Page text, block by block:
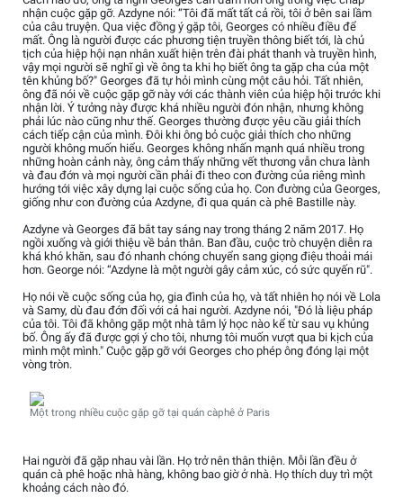
nhận cuộc gặp gỡ. Azdyne nói: “Tôi đã mất tất cả rồi, tôi ở bên sai lầm
của câu truyện. Qua việc đồng ý gặp tôi, Georges có nhiều điều để
mất. Ông là người được các phương tiện truyền thông biết tới, là chủ
tịch của hiệp hội nạn nhân xuất hiện trên đài phát thanh và truyền hình,
vậy mọi người sẽ nghĩ gì về ông ta khi họ biết ông ta gặp cha của một
tên khủng bố?" Georges đã tự hỏi mình cùng một câu hỏi. Tất nhiên,
ông đã nói về cuộc gặp gỡ này với các thành viên của hiệp hội trước khi
nhận lời. Ý tưởng này được khá nhiều người đón nhận, nhưng không
phải lúc nào cũng như thế. Georges thường được yêu cầu giải thích
cách tiếp cận của mình. Đôi khi ông bỏ cuộc giải thích cho những
người không muốn hiểu. Georges không nhấn mạnh quá nhiều trong
những hoàn cảnh này, ông cảm thấy những vết thương vẫn chưa lành
và đau đớn và mọi người cần phải đi theo con đường của riêng mình
hướng tới việc xây dựng lại cuộc sống của họ. Con đường của Georges,
giống như con đường của Azdyne, đi qua quán cà phê Bastille này.
Azdyne và Georges đã bắt tay sáng nay trong tháng 2 năm 2017. Họ
ngồi xuống và giới thiệu về bản thân. Ban đầu, cuộc trò chuyện diễn ra
khá khó khăn, sau đó nhanh chóng chuyển sang giọng điệu thoải mái
hơn. George nói: “Azdyne là một người gây cảm xúc, có sức quyến rũ".
Họ nói về cuộc sống của họ, gia đình của họ, và tất nhiên họ nói về Lola
và Samy, dù đau đớn đối với cả hai người. Azdyne nói, "Đó là liệu pháp
của tôi. Tôi đã không gặp một nhà tâm lý học nào kể từ sau vụ khủng
bố. Ông ấy đã được gợi ý cho tôi, nhưng tôi muốn vượt qua bi kịch của
mình một mình." Cuộc gặp gỡ với Georges cho phép ông đóng lại một
vòng tròn.
Một trong nhiều cuộc gặp gỡ tại quán càphê ở Paris
Hai người đã gặp nhau vài lần. Họ trở nên thân thiện. Mỗi lần đều ở
quán cà phê hoặc nhà hàng, không bao giờ ở nhà. Họ thích duy trì một
khoảng cách nào đó.